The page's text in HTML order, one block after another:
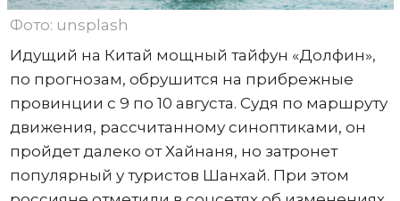
Фото: unsplash
Идущий на Китай мощный тайфун «Долфин»,
по прогнозам, обрушится на прибрежные
провинции с 9 по 10 августа. Судя по маршруту
движения, рассчитанному синоптиками, он
пройдет далеко от Хайнаня, но затронет
популярный у туристов Шанхай. При этом